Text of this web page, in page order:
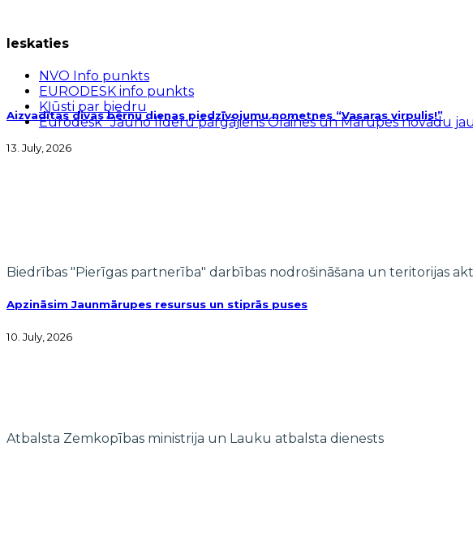
Aizvadītas divas bērnu dienas piedzīvojumu nometnes “Vasaras virpulis!”
13. July, 2026
Apzināsim Jaunmārupes resursus un stiprās puses
10. July, 2026
Ieskaties
NVO Info punkts
EURODESK info punkts
Kļūsti par biedru
Eurodesk “Jauno līderu pārgājiens Olaines un Mārupes novadu
Biedrības "Pierīgas partnerība" darbības nodrošināšana un teritorijas
Atbalsta Zemkopības ministrija un Lauku atbalsta dienests